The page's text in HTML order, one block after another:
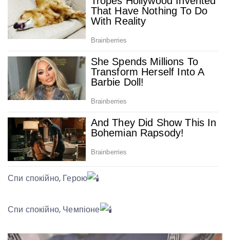
Спи спокійно, Герою
Спи спокійно, Чемпіоне